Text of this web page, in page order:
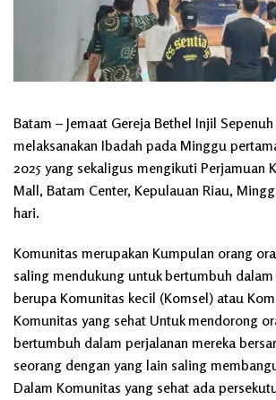
Batam – Jemaat Gereja Bethel Injil Sepenuh
melaksanakan Ibadah pada Minggu
2025 yang sekaligus mengikuti Perjamuan
Mall, Batam Center, Kepulauan Riau,
hari.
Komunitas merupakan Kumpulan orang
saling mendukung untuk bertumbuh dalam
berupa Komunitas kecil (Komsel) atau
Komunitas yang sehat Untuk mendorong
bertumbuh dalam perjalanan mereka
seorang dengan yang lain saling
Dalam Komunitas yang sehat ada